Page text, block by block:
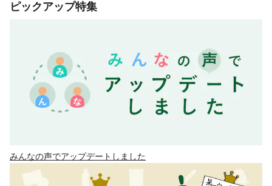
ピックアップ特集
みんなの声でアップデートしました